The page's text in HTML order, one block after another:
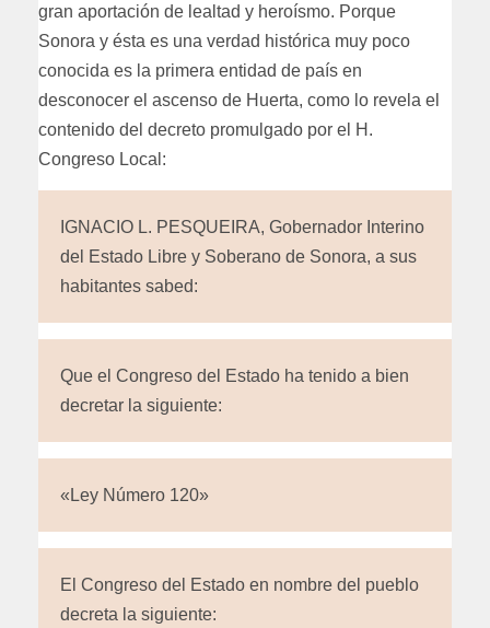
gran aportación de lealtad y heroísmo. Porque
Sonora y ésta es una verdad histórica muy poco
conocida es la primera entidad de país en
desconocer el ascenso de Huerta, como lo revela el
contenido del decreto promulgado por el H.
Congreso Local:
IGNACIO L. PESQUEIRA, Gobernador Interino
del Estado Libre y Soberano de Sonora, a sus
habitantes sabed:
Que el Congreso del Estado ha tenido a bien
decretar la siguiente:
«Ley Número 120»
El Congreso del Estado en nombre del pueblo
decreta la siguiente: